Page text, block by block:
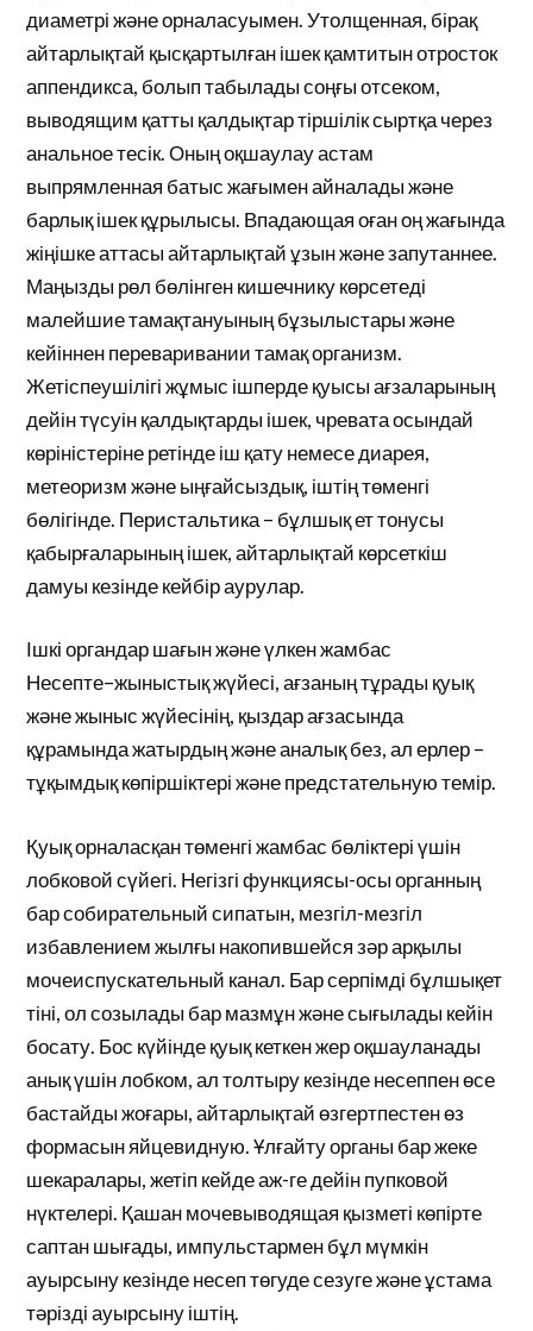
диаметрі және орналасуымен. Утолщенная, бірақ
айтарлықтай қысқартылған ішек қамтитын отросток
аппендикса, болып табылады соңғы отсеком,
выводящим қатты қалдықтар тіршілік сыртқа через
анальное тесік. Оның оқшаулау астам
выпрямленная батыс жағымен айналады және
барлық ішек құрылысы. Впадающая оған оң жағында
жіңішке аттасы айтарлықтай ұзын және запутаннее.
Маңызды рөл бөлінген кишечнику көрсетеді
малейшие тамақтануының бұзылыстары және
кейіннен переваривании тамақ организм.
Жетіспеушілігі жұмыс ішперде қуысы ағзаларының
дейін түсуін қалдықтарды ішек, чревата осындай
көріністеріне ретінде іш қату немесе диарея,
метеоризм және ыңғайсыздық, іштің төменгі
бөлігінде. Перистальтика – бұлшық ет тонусы
қабырғаларының ішек, айтарлықтай көрсеткіш
дамуы кезінде кейбір аурулар.
Ішкі органдар шағын және үлкен жамбас
Несепте–жыныстық жүйесі, ағзаның тұрады қуық
және жыныс жүйесінің, қыздар ағзасында
құрамында жатырдың және аналық без, ал ерлер –
тұқымдық көпіршіктері және предстательную темір.
Қуық орналасқан төменгі жамбас бөліктері үшін
лобковой сүйегі. Негізгі функциясы-осы органның
бар собирательный сипатын, мезгіл-мезгіл
избавлением жылғы накопившейся зәр арқылы
мочеиспускательный канал. Бар серпімді бұлшықет
тіні, ол созылады бар мазмұн және сығылады кейін
босату. Бос күйінде қуық кеткен жер оқшауланады
анық үшін лобком, ал толтыру кезінде несеппен өсе
бастайды жоғары, айтарлықтай өзгертпестен өз
формасын яйцевидную. Ұлғайту органы бар жеке
шекаралары, жетіп кейде аж-ге дейін пупковой
нүктелері. Қашан мочевыводящая қызметі көпірте
саптан шығады, импульстармен бұл мүмкін
ауырсыну кезінде несеп төгуде сезуге және ұстама
тәрізді ауырсыну іштің.